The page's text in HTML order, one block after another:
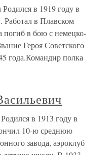
в 1919 году в
Работал в Плавском
погиб в бою с немецко-
Героя Советского
года.Командир полка
в 1913 году в
10-ю среднюю
завода, аэроклуб